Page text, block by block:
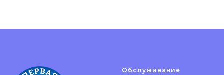
Обслуживание